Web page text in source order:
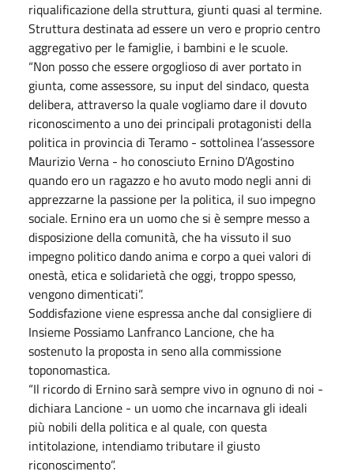
riqualificazione della struttura, giunti quasi al termine.
Struttura destinata ad essere un vero e proprio centro
aggregativo per le famiglie, i bambini e le scuole.
“Non posso che essere orgoglioso di aver portato in
giunta, come assessore, su input del sindaco, questa
delibera, attraverso la quale vogliamo dare il dovuto
riconoscimento a uno dei principali protagonisti della
politica in provincia di Teramo - sottolinea l’assessore
Maurizio Verna - ho conosciuto Ernino D’Agostino
quando ero un ragazzo e ho avuto modo negli anni di
apprezzarne la passione per la politica, il suo impegno
sociale. Ernino era un uomo che si è sempre messo a
disposizione della comunità, che ha vissuto il suo
impegno politico dando anima e corpo a quei valori di
onestà, etica e solidarietà che oggi, troppo spesso,
vengono dimenticati”.
Soddisfazione viene espressa anche dal consigliere di
Insieme Possiamo Lanfranco Lancione, che ha
sostenuto la proposta in seno alla commissione
toponomastica.
“Il ricordo di Ernino sarà sempre vivo in ognuno di noi -
dichiara Lancione - un uomo che incarnava gli ideali
più nobili della politica e al quale, con questa
intitolazione, intendiamo tributare il giusto
riconoscimento”.